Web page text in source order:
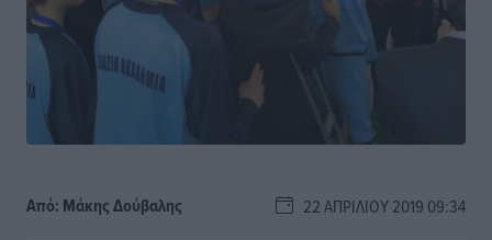
Από: Μάκης Δούβαλης 22 ΑΠΡΙΛΊΟΥ 2019 09:34